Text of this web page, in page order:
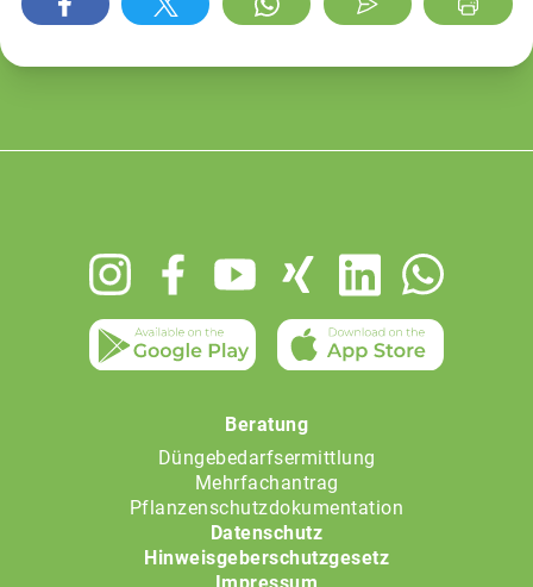
Beratung
Düngebedarfsermittlung
Mehrfachantrag
Pflanzenschutzdokumentation
Datenschutz
Hinweisgeberschutzgesetz